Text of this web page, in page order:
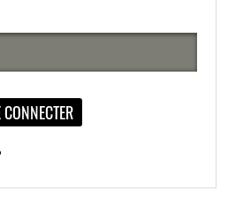
CONNECTER